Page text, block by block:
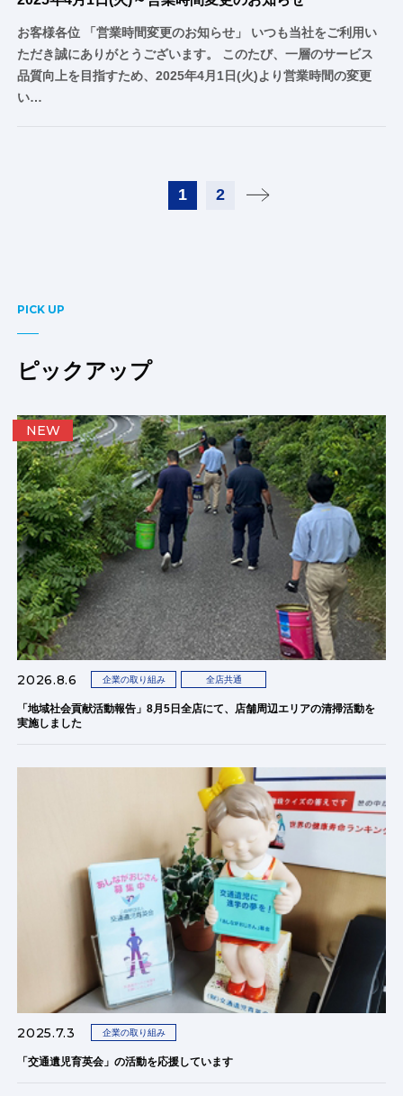
お客様各位 「営業時間変更のお知らせ」 いつも当社をご利用い
ただき誠にありがとうございます。 このたび、一層のサービス
品質向上を目指すため、2025年4月1日(火)より営業時間の変更
い…
1 2
PICK UP
ピックアップ
2026.8.6 企業の取り組み 全店共通
「地域社会貢献活動報告」8月5日全店にて、店舗周辺エリアの清掃活動を
実施しました
NEW
2025.7.3 企業の取り組み
「交通遺児育英会」の活動を応援しています